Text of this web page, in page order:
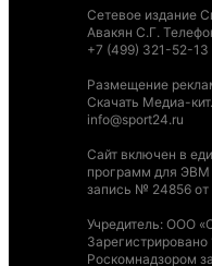
Сетевое издание
Авакян С.Г.
+7 (499) 321-52-13
Размещение
Скачать Медиа-кит
info@sport24.ru
Сайт включен в
программ для ЭВМ
запись № 24856 от
Учредитель: ООО
Зарегистрировано
Роскомнадзором